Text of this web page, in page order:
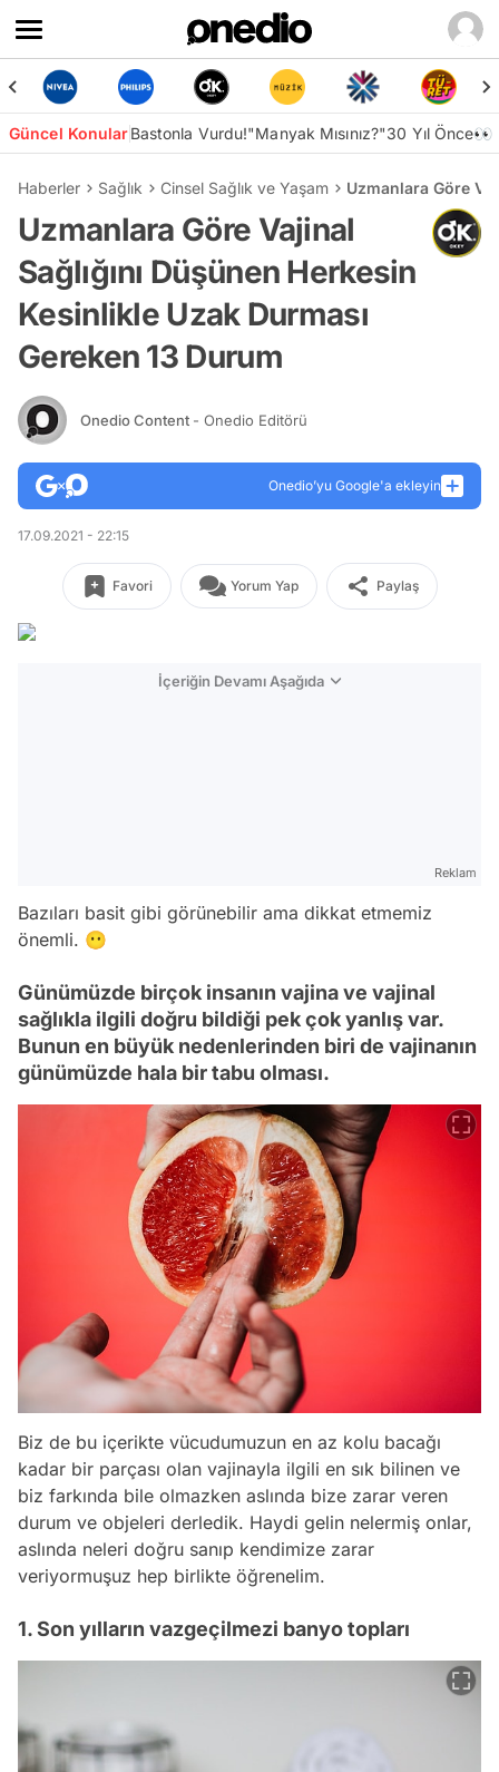
Güncel KonularBastonla Vurdu!"Manyak Mısınız?"30 Yıl Önce👀
Haberler Sağlık Cinsel Sağlık ve Yaşam Uzmanlara Göre
Uzmanlara Göre Vajinal
Sağlığını Düşünen Herkesin
Kesinlikle Uzak Durması
Gereken 13 Durum
Onedio Content - Onedio Editörü
Onedio’yu Google'a ekleyin
17.09.2021 - 22:15
Favori Yorum Yap Paylaş
İçeriğin Devamı Aşağıda
Reklam
Bazıları basit gibi görünebilir ama dikkat etmemiz
önemli. 😶
Günümüzde birçok insanın vajina ve vajinal
sağlıkla ilgili doğru bildiği pek çok yanlış var.
Bunun en büyük nedenlerinden biri de vajinanın
günümüzde hala bir tabu olması.
Biz de bu içerikte vücudumuzun en az kolu bacağı
kadar bir parçası olan vajinayla ilgili en sık bilinen ve
biz farkında bile olmazken aslında bize zarar veren
durum ve objeleri derledik. Haydi gelin nelermiş onlar,
aslında neleri doğru sanıp kendimize zarar
veriyormuşuz hep birlikte öğrenelim.
1. Son yılların vazgeçilmezi banyo topları